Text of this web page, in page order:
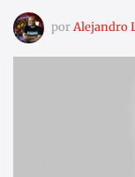
porAlejandro